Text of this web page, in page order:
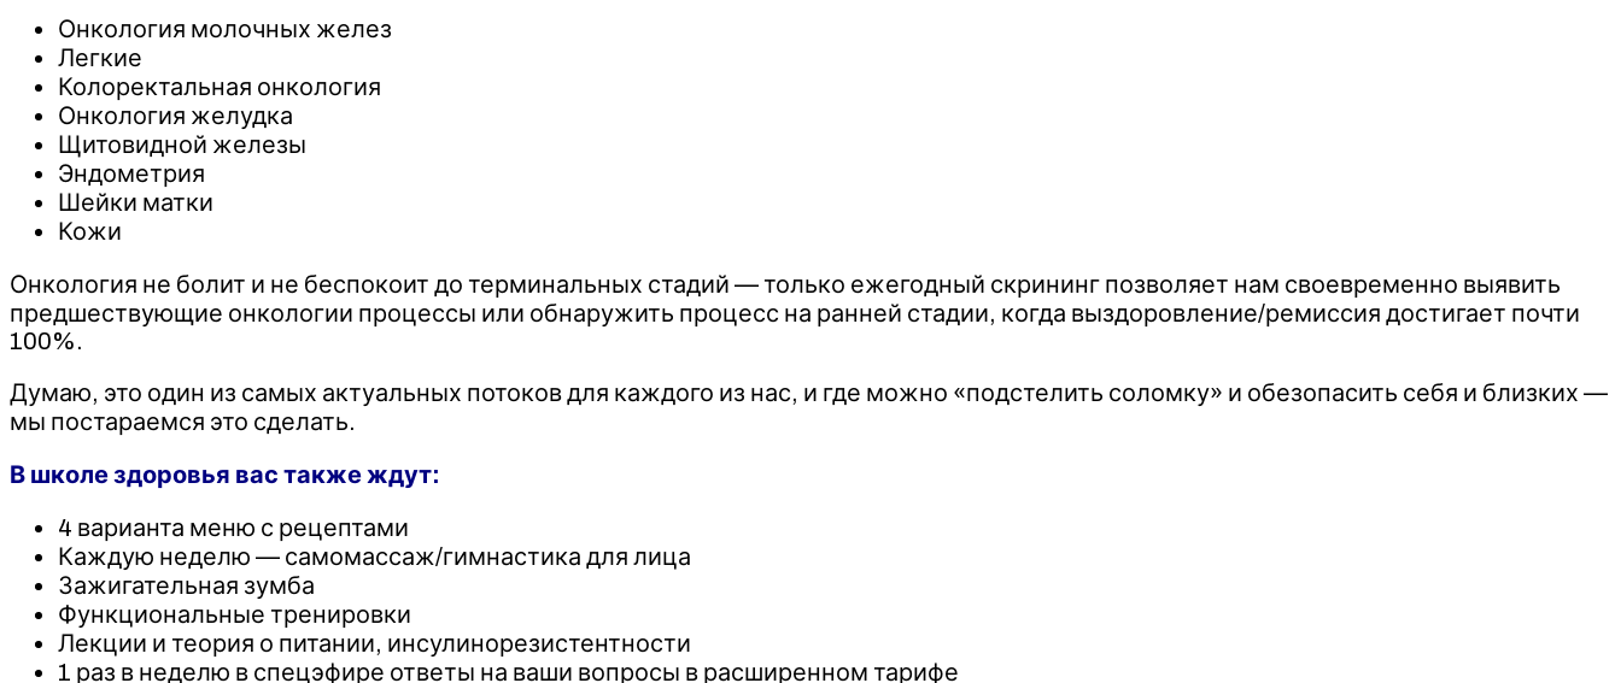
Онкология молочных желез
Легкие
Колоректальная онкология
Онкология желудка
Щитовидной железы
Эндометрия
Шейки матки
Кожи
Онкология не болит и не беспокоит до терминальных стадий — только ежегодный скрининг позволяет нам своевременно выявить
предшествующие онкологии процессы или обнаружить процесс на ранней стадии, когда выздоровление/ремиссия достигает почти
100%.
Думаю, это один из самых актуальных потоков для каждого из нас, и где можно «подстелить соломку» и обезопасить себя и близких —
мы постараемся это сделать.
В школе здоровья вас также ждут:
4 варианта меню с рецептами
Каждую неделю — самомассаж/гимнастика для лица
Зажигательная зумба
Функциональные тренировки
Лекции и теория о питании, инсулинорезистентности
1 раз в неделю в спецэфире ответы на ваши вопросы в расширенном тарифе